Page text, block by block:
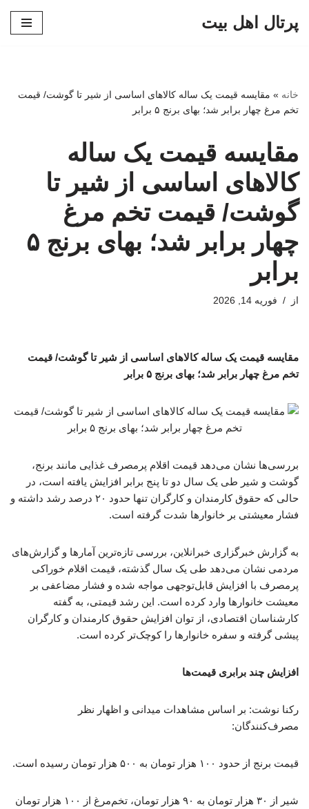
پرتال اهل بیت
خانه » مقایسه قیمت یک ساله کالاهای اساسی از شیر تا گوشت/ قیمت
تخم مرغ چهار برابر شد؛ بهای برنج ۵ برابر
مقایسه قیمت یک ساله
کالاهای اساسی از شیر تا
گوشت/ قیمت تخم مرغ
چهار برابر شد؛ بهای برنج ۵
برابر
از فوریه 14, 2026
مقایسه قیمت یک ساله کالاهای اساسی از شیر تا گوشت/ قیمت
تخم مرغ چهار برابر شد؛ بهای برنج ۵ برابر
بررسی‌ها نشان می‌دهد قیمت اقلام پرمصرف غذایی مانند برنج،
گوشت و شیر طی یک سال دو تا پنج برابر افزایش یافته است، در
حالی که حقوق کارمندان و کارگران تنها حدود ۲۰ درصد رشد داشته و
فشار معیشتی بر خانوارها شدت گرفته است.
به گزارش خبرگزاری خبرانلاین، بررسی تازه‌ترین آمارها و گزارش‌های
مردمی نشان می‌دهد طی یک سال گذشته، قیمت اقلام خوراکی
پرمصرف با افزایش قابل‌توجهی مواجه شده و فشار مضاعفی بر
معیشت خانوارها وارد کرده است. این رشد قیمتی، به گفته
کارشناسان اقتصادی، از توان افزایش حقوق کارمندان و کارگران
پیشی گرفته و سفره خانوارها را کوچک‌تر کرده است.
افزایش چند برابری قیمت‌ها
رکنا نوشت: بر اساس مشاهدات میدانی و اظهار نظر
مصرف‌کنندگان:
قیمت برنج از حدود ۱۰۰ هزار تومان به ۵۰۰ هزار تومان رسیده است.
شیر از ۳۰ هزار تومان به ۹۰ هزار تومان، تخم‌مرغ از ۱۰۰ هزار تومان